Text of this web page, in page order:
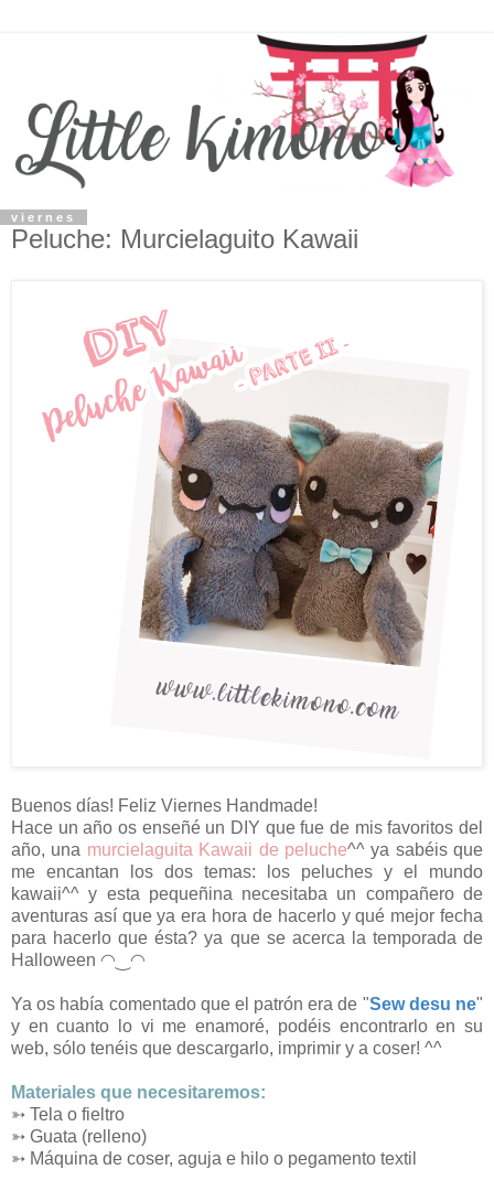
viernes
Peluche: Murcielaguito Kawaii
Buenos días! Feliz Viernes Handmade!
Hace un año os enseñé un DIY que fue de mis favoritos del
año, una murcielaguita Kawaii de peluche^^ ya sabéis que
me encantan los dos temas: los peluches y el mundo
kawaii^^ y esta pequeñina necesitaba un compañero de
aventuras así que ya era hora de hacerlo y qué mejor fecha
para hacerlo que ésta? ya que se acerca la temporada de
Halloween ◠‿◠
Ya os había comentado que el patrón era de "Sew desu ne"
y en cuanto lo vi me enamoré, podéis encontrarlo en su
web, sólo tenéis que descargarlo, imprimir y a coser! ^^
Materiales que necesitaremos:
➳ Tela o fieltro
➳ Guata (relleno)
➳ Máquina de coser, aguja e hilo o pegamento textil